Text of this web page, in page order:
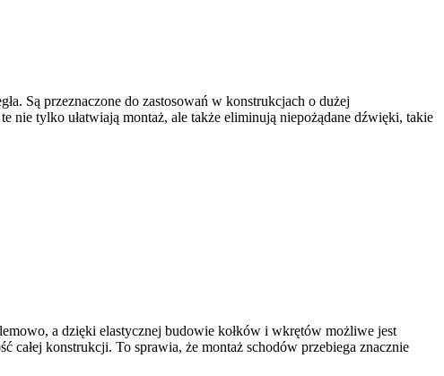
Są przeznaczone do zastosowań w konstrukcjach o dużej
nie tylko ułatwiają montaż, ale także eliminują niepożądane dźwięki, takie
a dzięki elastycznej budowie kołków i wkrętów możliwe jest
całej konstrukcji. To sprawia, że montaż schodów przebiega znacznie